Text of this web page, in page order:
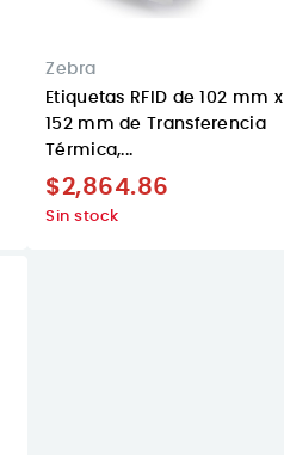
Zebra
Etiquetas RFID de 102 mm x
152 mm de Transferencia
Térmica,...
$2,864.86
Sin stock